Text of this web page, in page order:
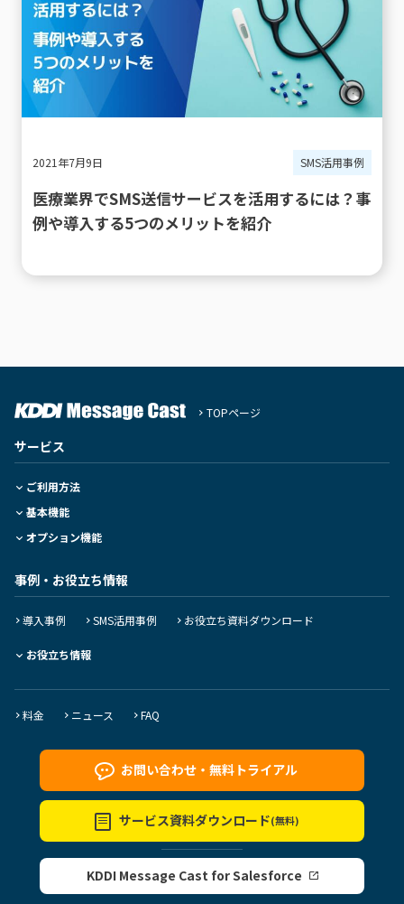
2021年7月9日 SMS活用事例
医療業界でSMS送信サービスを活用するには？事
例や導入する5つのメリットを紹介
TOPページ
サービス
ご利用方法
基本機能
オプション機能
事例・お役立ち情報
導入事例 SMS活用事例 お役立ち資料ダウンロード
お役立ち情報
料金 ニュース FAQ
お問い合わせ・ 無料トライアル
サービス資料ダウンロード(無料)
KDDI Message Cast for Salesforce